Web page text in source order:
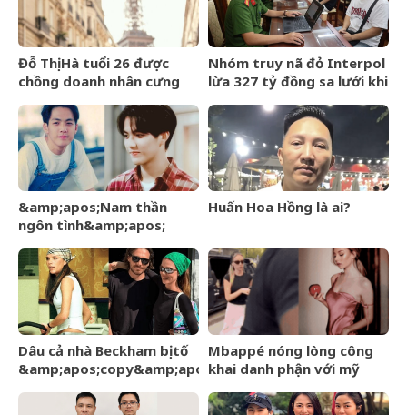
Đỗ Thị Hà tuổi 26 được
chồng doanh nhân cưng
rạng rỡ
Nhóm truy nã đỏ Interpol
lừa 327 tỷ đồng sa lưới khi
&amp;apos;Nam thần
ngôn tình&amp;apos;
U60 vẫn như thanh niên
Huấn Hoa Hồng là ai?
Dâu cả nhà Beckham bị tố
&amp;apos;copy&amp;apos;
Victoria giữa sóng gió gia
Mbappé nóng lòng công
khai danh phận với mỹ
rồi